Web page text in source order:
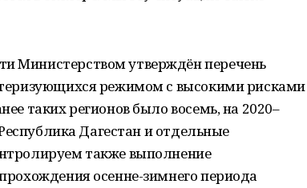
Министерством утверждён перечень
режимом с высокими рисками
таких регионов было восемь, на 2020–
Дагестан и отдельные
также выполнение
осенне-зимнего периода